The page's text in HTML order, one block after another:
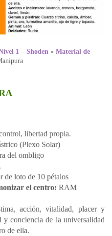
1 – Shoden » Material de
libertad propia.
(Plexo Solar)
del ombligo
de loto de 10 pétalos
el centro: RAM
acción, vitalidad, placer y
y conciencia de la universalidad
de ella.